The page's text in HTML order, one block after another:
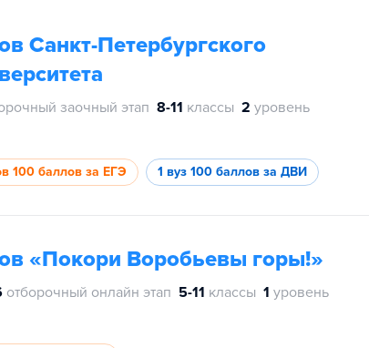
Санкт-Петербургского
заочный этап 8-11 классы 2 уровень
100 баллов за ЕГЭ 1 вуз 100 баллов за ДВИ
«Покори Воробьевы горы!»
отборочный онлайн этап 5-11 классы 1 уровень